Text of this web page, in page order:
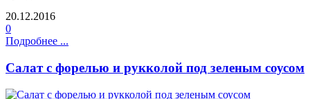
20.12.2016
0
Подробнее ...
Салат с форелью и рукколой под зеленым соусом